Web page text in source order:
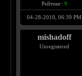
Рейтинг: 9
04-28-2010, 06:39 PM
mishadoff
Unregistered